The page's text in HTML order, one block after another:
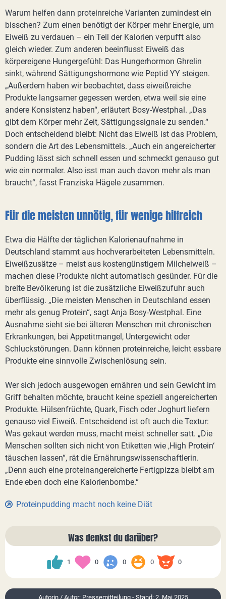
Warum helfen dann proteinreiche Varianten zumindest ein
bisschen? Zum einen benötigt der Körper mehr Energie, um
Eiweiß zu verdauen – ein Teil der Kalorien verpufft also
gleich wieder. Zum anderen beeinflusst Eiweiß das
körpereigene Hungergefühl: Das Hungerhormon Ghrelin
sinkt, während Sättigungshormone wie Peptid YY steigen.
„Außerdem haben wir beobachtet, dass eiweißreiche
Produkte langsamer gegessen werden, etwa weil sie eine
andere Konsistenz haben“, erläutert Bosy-Westphal. „Das
gibt dem Körper mehr Zeit, Sättigungssignale zu senden.“
Doch entscheidend bleibt: Nicht das Eiweiß ist das Problem,
sondern die Art des Lebensmittels. „Auch ein angereicherter
Pudding lässt sich schnell essen und schmeckt genauso gut
wie ein normaler. Also isst man auch davon mehr als man
braucht“, fasst Franziska Hägele zusammen.
Für die meisten unnötig, für wenige hilfreich
Etwa die Hälfte der täglichen Kalorienaufnahme in
Deutschland stammt aus hochverarbeiteten Lebensmitteln.
Eiweißzusätze – meist aus kostengünstigem Milcheiweiß –
machen diese Produkte nicht automatisch gesünder. Für die
breite Bevölkerung ist die zusätzliche Eiweißzufuhr auch
überflüssig. „Die meisten Menschen in Deutschland essen
mehr als genug Protein“, sagt Anja Bosy-Westphal. Eine
Ausnahme sieht sie bei älteren Menschen mit chronischen
Erkrankungen, bei Appetitmangel, Untergewicht oder
Schluckstörungen. Dann können proteinreiche, leicht essbare
Produkte eine sinnvolle Zwischenlösung sein.
Wer sich jedoch ausgewogen ernähren und sein Gewicht im
Griff behalten möchte, braucht keine speziell angereicherten
Produkte. Hülsenfrüchte, Quark, Fisch oder Joghurt liefern
genauso viel Eiweiß. Entscheidend ist oft auch die Textur:
Was gekaut werden muss, macht meist schneller satt. „Die
Menschen sollten sich nicht von Etiketten wie ‚High Protein‘
täuschen lassen“, rät die Ernährungswissenschaftlerin.
„Denn auch eine proteinangereicherte Fertigpizza bleibt am
Ende eben doch eine Kalorienbombe.“
Proteinpudding macht noch keine Diät
Was denkst du darüber?
1 0 0 0 0
Autorin / Autor: Pressemitteilung - Stand: 2. Mai 2025